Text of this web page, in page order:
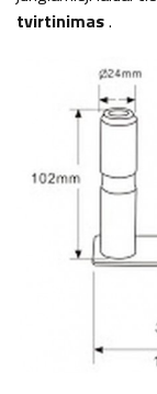
tvirtinimas.